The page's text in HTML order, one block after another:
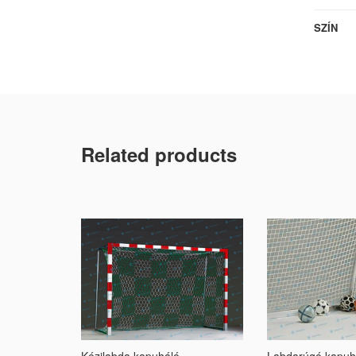
SZÍN
Related products